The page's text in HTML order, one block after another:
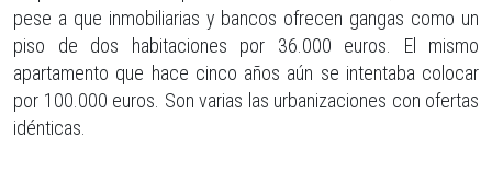
pese a que inmobiliarias y bancos ofrecen gangas como un
piso de dos habitaciones por 36.000 euros. El mismo
apartamento que hace cinco años aún se intentaba colocar
por 100.000 euros. Son varias las urbanizaciones con ofertas
idénticas.